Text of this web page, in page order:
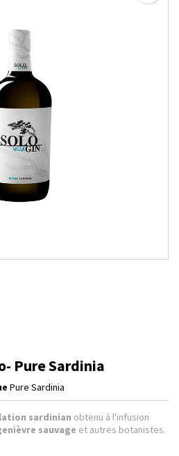
Pure Sardinia
Pure Sardinia
sardinian obtenu à l'infusion
sauvage et autres botanistes.